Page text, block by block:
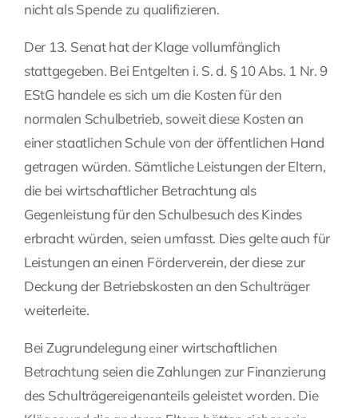
nicht als Spende zu qualifizieren.
Der 13. Senat hat der Klage vollumfänglich
stattgegeben. Bei Entgelten i. S. d. § 10 Abs. 1 Nr. 9
EStG handele es sich um die Kosten für den
normalen Schulbetrieb, soweit diese Kosten an
einer staatlichen Schule von der öffentlichen Hand
getragen würden. Sämtliche Leistungen der Eltern,
die bei wirtschaftlicher Betrachtung als
Gegenleistung für den Schulbesuch des Kindes
erbracht würden, seien umfasst. Dies gelte auch für
Leistungen an einen Förderverein, der diese zur
Deckung der Betriebskosten an den Schulträger
weiterleite.
Bei Zugrundelegung einer wirtschaftlichen
Betrachtung seien die Zahlungen zur Finanzierung
des Schulträgereigenanteils geleistet worden. Die